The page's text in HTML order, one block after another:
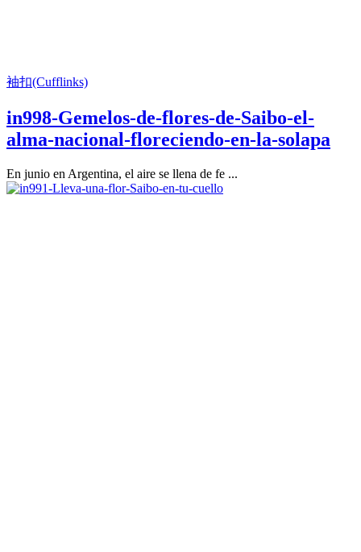
袖扣(Cufflinks)
in998-Gemelos-de-flores-de-Saibo-el-
alma-nacional-floreciendo-en-la-solapa
En junio en Argentina, el aire se llena de fe ...